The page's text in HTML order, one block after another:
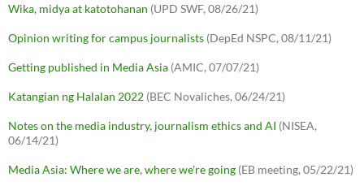
Wika, midya at katotohanan (UPD SWF, 08/26/21)
Opinion writing for campus journalists (DepEd NSPC, 08/11/21)
Getting published in Media Asia (AMIC, 07/07/21)
Katangian ng Halalan 2022 (BEC Novaliches, 06/24/21)
Notes on the media industry, journalism ethics and AI (NISEA,
06/14/21)
Media Asia: Where we are, where we're going (EB meeting, 05/22/21)